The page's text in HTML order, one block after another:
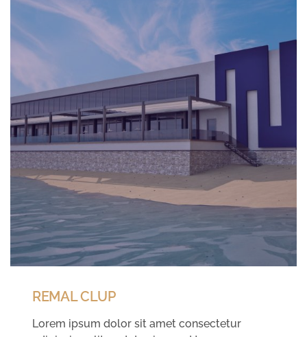
REMAL CLUP
Lorem ipsum dolor sit amet consectetur